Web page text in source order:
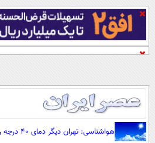
صفحه اولهواشناسی: تهران دیگر دمای ۴۰ درجه را تجربه نمی‌کند